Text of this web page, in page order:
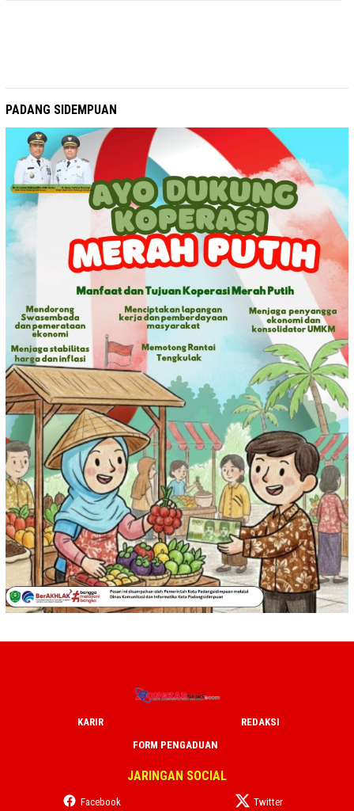
PADANG SIDEMPUAN
KARIR
REDAKSI
FORM PENGADUAN
JARINGAN SOCIAL
Facebook Twitter